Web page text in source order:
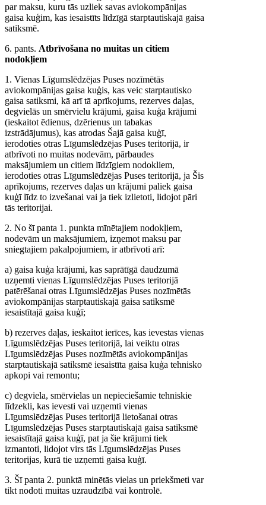
par maksu, kuru tās uzliek savas aviokompānijas
gaisa kuģim, kas iesaistīts līdzīgā starptautiskajā gaisa
satiksmē.
6. pants. Atbrīvošana no muitas un citiem
nodokļiem
1. Vienas Līgumslēdzējas Puses nozīmētās
aviokompānijas gaisa kuģis, kas veic starptautisko
gaisa satiksmi, kā arī tā aprīkojums, rezerves daļas,
degvielās un smērvielu krājumi, gaisa kuģa krājumi
(ieskaitot ēdienus, dzērienus un tabakas
izstrādājumus), kas atrodas Šajā gaisa kuģī,
ierodoties otras Līgumslēdzējas Puses teritorijā, ir
atbrīvoti no muitas nodevām, pārbaudes
maksājumiem un citiem līdzīgiem nodokliem,
ierodoties otras Līgumslēdzējas Puses teritorijā, ja Šis
aprīkojums, rezerves daļas un krājumi paliek gaisa
kuģī līdz to izvešanai vai ja tiek izlietoti, lidojot pāri
tās teritorijai.
2. No šī panta 1. punkta mīnētajiem nodokļiem,
nodevām un maksājumiem, izņemot maksu par
sniegtajiem pakalpojumiem, ir atbrīvoti arī:
a) gaisa kuģa krājumi, kas saprātīgā daudzumā
uzņemti vienas Līgumslēdzējas Puses teritorijā
patērēšanai otras Līgumslēdzējas Puses nozīmētās
aviokompānijas starptautiskajā gaisa satiksmē
iesaistītajā gaisa kuģī;
b) rezerves daļas, ieskaitot ierīces, kas ievestas vienas
Līgumslēdzējas Puses teritorijā, lai veiktu otras
Līgumslēdzējas Puses nozīmētās aviokompānijas
starptautiskajā satiksmē iesaistīta gaisa kuģa tehnisko
apkopi vai remontu;
c) degviela, smērvielas un nepieciešamie tehniskie
līdzekli, kas ievesti vai uzņemti vienas
Līgumslēdzējas Puses teritorijā lietošanai otras
Līgumslēdzējas Puses starptautiskajā gaisa satiksmē
iesaistītajā gaisa kuģī, pat ja šie krājumi tiek
izmantoti, lidojot virs tās Līgumslēdzējas Puses
teritorijas, kurā tie uzņemti gaisa kuģī.
3. Šī panta 2. punktā minētās vielas un priekšmeti var
tikt nodoti muitas uzraudzībā vai kontrolē.